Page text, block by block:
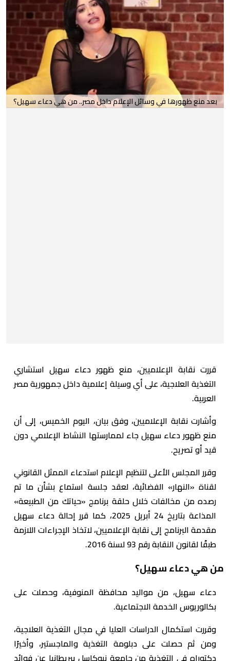
بعد منع ظهورها في وسائل الإعلام داخل مصر.. من هي دعاء سهيل؟
قررت نقابة الإعلاميين، منع ظهور دعاء سهيل استشاري
التغذية العلاجية، على أي وسيلة إعلامية داخل جمهورية مصر
العربية.
وأشارت نقابة الإعلاميين، وفق بيان، اليوم الخميس، إلى أن
منع ظهور دعاء سهيل جاء لممارستها النشاط الإعلامي دون
قيد أو تصريح.
وقرر المجلس الأعلى لتنظيم الإعلام استدعاء الممثل القانوني
لقناة «النهار» الفضائية، لعقد جلسة استماع بشأن ما تم
رصده من مخالفات خلال حلقة برنامج «حياتك من الطبيعة»
المذاعة بتاريخ 24 أبريل 2025، كما قرر إحالة دعاء سهيل
مقدمة البرنامج إلى نقابة الإعلاميين، لاتخاذ الإجراءات اللازمة
طبقًا لقانون النقابة رقم 93 لسنة 2016.
من هي دعاء سهيل؟
دعاء سهيل، من مواليد محافظة المنوفية، وحصلت على
بكالوريوس الخدمة الاجتماعية.
وقررت استكمال الدراسات العليا في مجال التغذية العلاجية،
ومن ثم حصلت على دبلومة التغذية والماجستير، وأخيرًا
دكتوراه في التغذية من جامعة نيوكاسل ببريطانيا عن فوائد